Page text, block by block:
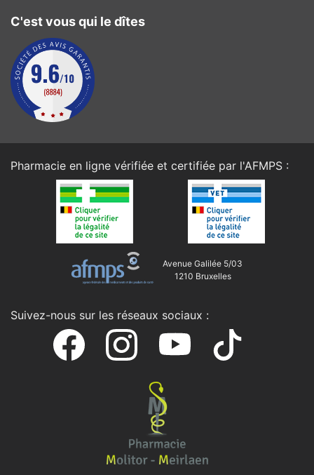
C'est vous qui le dîtes
Pharmacie en ligne vérifiée et certifiée par l'AFMPS :
Avenue Galilée 5/03
1210 Bruxelles
Suivez-nous sur les réseaux sociaux :